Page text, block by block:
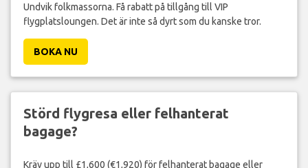
Undvik folkmassorna. Få rabatt på tillgång till VIP
flygplatsloungen. Det är inte så dyrt som du kanske tror.
BOKA NU
Störd flygresa eller felhanterat
bagage?
Kräv upp till £1,600 (€1,920) för felhanterat bagage eller